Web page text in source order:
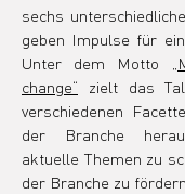
sechs
geben Impulse für
Unter dem Motto
change“ zielt das
verschiedenen
der Branche
aktuelle Themen zu
der Branche zu fördern.